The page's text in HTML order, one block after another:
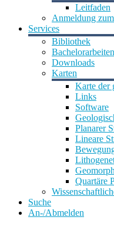
Leitfaden
Anmeldung
Services
Bibliothek
Downloads
Karten
Karte der
Links
Software
Planarer
Lineare
Quartäre
Suche
An-/Abmelden